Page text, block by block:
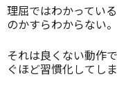
理屈ではわかってい
のかすらわからない。
それは良くない動作
ぐほど習慣化してしま